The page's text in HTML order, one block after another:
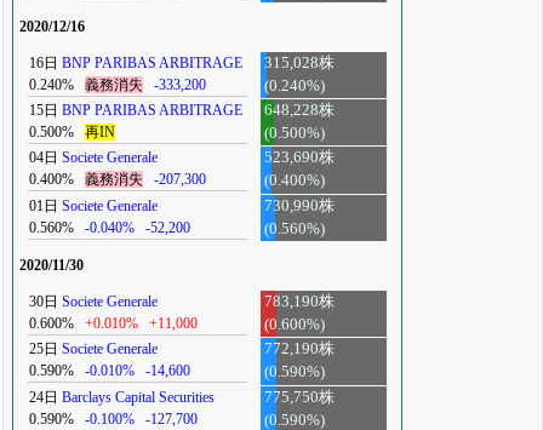
2020/12/16
16日 BNP PARIBAS ARBITRAGE
0.240%
義務消失 -333,200
315,028株
(0.240%)
15日 BNP PARIBAS ARBITRAGE
0.500%
再IN
648,228株
(0.500%)
04日 Societe Generale
0.400%
義務消失 -207,300
523,690株
(0.400%)
01日 Societe Generale
0.560%
-0.040% -52,200
730,990株
(0.560%)
2020/11/30
30日 Societe Generale
0.600%
+0.010% +11,000
783,190株
(0.600%)
25日 Societe Generale
0.590%
-0.010% -14,600
772,190株
(0.590%)
24日 Barclays Capital Securities
0.590%
-0.100% -127,700
775,750株
(0.590%)